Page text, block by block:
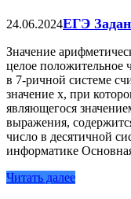
24.06.2024ЕГЭ
Значение
целое положительное
в 7-ричной системе
значение x, при
являющегося
выражения,
число в десятичной
информатике
Читать далее